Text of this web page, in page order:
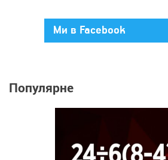
Ми в Facebook
Популярне